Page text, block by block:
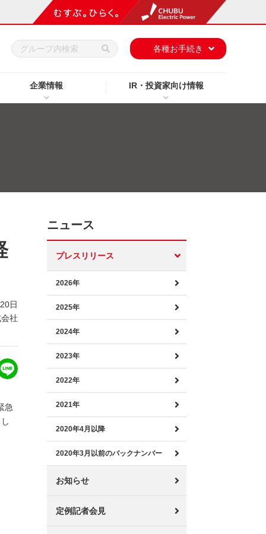
企業情報 IR・投資家向け情報
各種お手続き
日
社
急
ニュース
プレスリリース
2026年
2025年
2024年
2023年
2022年
2021年
2020年4月以降
2020年3月以前のバックナンバー
お知らせ
定例記者会見